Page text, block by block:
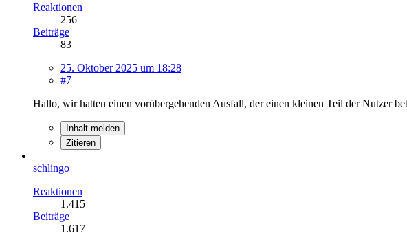
Reaktionen
256
Beiträge
83
25. Oktober 2025 um 18:28
#7
Hallo, wir hatten einen vorübergehenden Ausfall, der einen kleinen Teil der Nutzer
Inhalt melden
Zitieren
schlingo
Reaktionen
1.415
Beiträge
1.617